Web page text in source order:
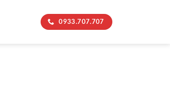
0933.707.707